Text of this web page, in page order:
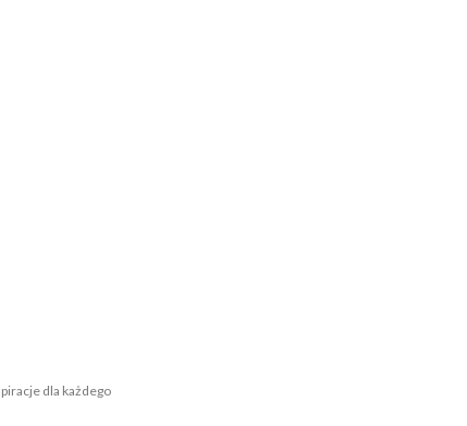
dla każdego